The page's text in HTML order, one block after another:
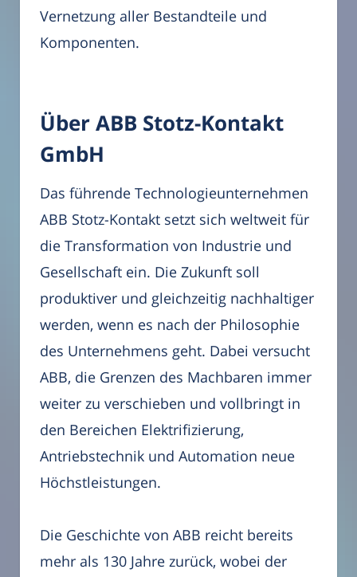
Vernetzung aller Bestandteile und
Komponenten.
Über ABB Stotz-Kontakt
GmbH
Das führende Technologieunternehmen
ABB Stotz-Kontakt setzt sich weltweit für
die Transformation von Industrie und
Gesellschaft ein. Die Zukunft soll
produktiver und gleichzeitig nachhaltiger
werden, wenn es nach der Philosophie
des Unternehmens geht. Dabei versucht
ABB, die Grenzen des Machbaren immer
weiter zu verschieben und vollbringt in
den Bereichen Elektrifizierung,
Antriebstechnik und Automation neue
Höchstleistungen.
Die Geschichte von ABB reicht bereits
mehr als 130 Jahre zurück, wobei der